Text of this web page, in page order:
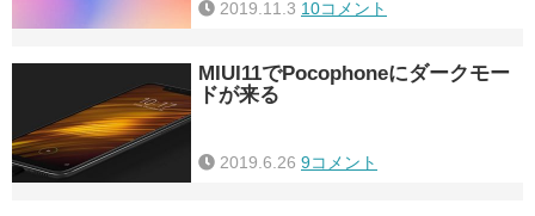
2019.11.3 10コメント
MIUI11でPocophoneにダークモー
ドが来る
2019.6.26 9コメント